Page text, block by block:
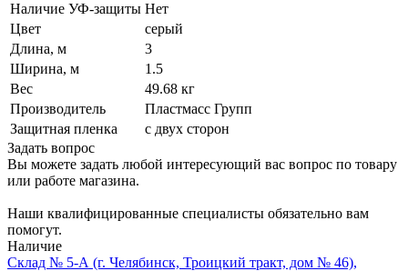
Наличие УФ-защиты Нет
Цвет
серый
Длина, м
3
Ширина, м
1.5
Вес
49.68 кг
Производитель
Пластмасс Групп
Защитная пленка
с двух сторон
Задать вопрос
Вы можете задать любой интересующий вас вопрос по товару
или работе магазина.
Наши квалифицированные специалисты обязательно вам
помогут.
Наличие
Склад № 5-А (г. Челябинск, Троицкий тракт, дом № 46),